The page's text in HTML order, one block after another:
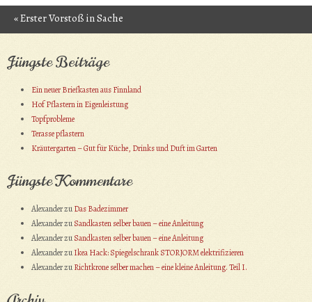
Post navigation
«Erster Vorstoß in Sache
Jüngste Beiträge
Ein neuer Briefkasten aus Finnland
Hof Pflastern in Eigenleistung
Topfprobleme
Terasse pflastern
Kräutergarten – Gut für Küche, Drinks und Duft im Garten
Jüngste Kommentare
AlexanderzuDas Badezimmer
AlexanderzuSandkasten selber bauen – eine Anleitung
AlexanderzuSandkasten selber bauen – eine Anleitung
AlexanderzuIkea Hack: Spiegelschrank STORJORM elektrifizieren
AlexanderzuRichtkrone selber machen – eine kleine Anleitung. Teil I.